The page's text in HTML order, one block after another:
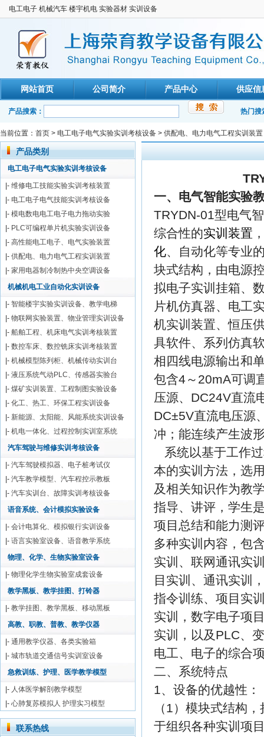
电工电子 机械汽车 楼宇机电 实验器材 实训设备
网站首页 公司简介 产品中心 供应信
产品搜索： 热门搜
当前位置： 首页 > 电工电子电气实验实训考核设备 > 供配电、电力电气工程实训装置
一、电气智能实验
TRYDN-01型电气
综合性的实训装置
化、自动化等专业
块式结构，由电源
拟电子实训挂箱、
片机仿真器、电工
机实训装置、恒压
具软件、系列仿真
相四线电源输出和
包含4～20mA可调
压源、DC24V直流
DC±5V直流电压源
冲；能连续产生波
系统以基于工作
本的实训方法，选
及相关知识作为教
指导、讲评，学生
项目总结和能力测
多种实训内容，包
实训、联网通讯实
目实训、通讯实训
指令训练、项目实
实训，数字电子项
实训，以及PLC、
电工、电子的综合
二、系统特点
1、设备的优越性：
（1）模块式结构
于组织各种实训项
产品类别
电工电子电气实验实训考核设备
|- 维修电工技能实验实训考核装置
|- 电工电子电气技能实训考核设备
|- 模电数电电工电子电力拖动实验
|- PLC可编程单片机实验实训设备
|- 高性能电工电子、电气实验装置
|- 供配电、电力电气工程实训装置
|- 家用电器制冷制热中央空调设备
机械机电工业自动化实训设备
|- 智能楼宇实验实训设备、教学电梯
|- 物联网实验装置、物业管理实训设备
|- 船舶工程、机床电气实训考核装置
|- 数控车床、数控铣床实训考核装置
|- 机械模型陈列柜、机械传动实训台
|- 液压系统气动PLC、传感器实验台
|- 煤矿实训装置、工程制图实验设备
|- 化工、热工、环保工程实训设备
|- 新能源、太阳能、风能系统实训设备
|- 机电一体化、过程控制实训室系统
汽车驾驶与维修实训考核设备
|- 汽车驾驶模拟器、电子桩考试仪
|- 汽车教学模型、汽车程控示教板
|- 汽车实训台、故障实训考核设备
语音系统、会计模拟实验设备
|- 会计电算化、模拟银行实训设备
|- 语言实验室设备、语音教学系统
物理、化学、生物实验室设备
|- 物理化学生物实验室成套设备
教学黑板、教学挂图、打铃器
|- 教学挂图、教学黑板、移动黑板
高教、职教、普教、教学仪器
|- 通用教学仪器、各类实验箱
|- 城市轨道交通信号实训室设备
急救训练、护理、医学教学模型
|- 人体医学解剖教学模型
|- 心肺复苏模拟人 护理实习模型
联系热线